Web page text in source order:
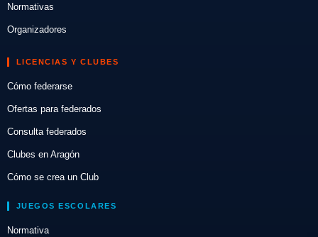
Normativas
Organizadores
LICENCIAS Y CLUBES
Cómo federarse
Ofertas para federados
Consulta federados
Clubes en Aragón
Cómo se crea un Club
JUEGOS ESCOLARES
Normativa